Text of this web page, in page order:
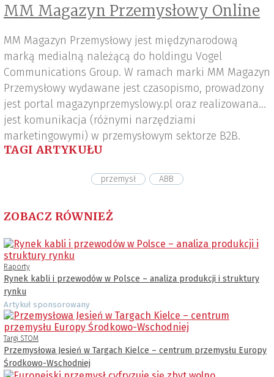
MM Magazyn Przemysłowy Online
MM Magazyn Przemysłowy jest międzynarodową
marką medialną należącą do holdingu Vogel
Communications Group. W ramach marki MM Magazyn
Przemysłowy wydawane jest czasopismo, prowadzony
jest portal magazynprzemyslowy.pl oraz realizowana
jest komunikacja (różnymi narzędziami
marketingowymi) w przemysłowym sektorze B2B.
TAGI ARTYKUŁU
przemysł ABB
ZOBACZ RÓWNIEŻ
Raporty
Rynek kabli i przewodów w Polsce – analiza produkcji i struktury
rynku
Artykuł sponsorowany
Targi STOM
Przemysłowa Jesień w Targach Kielce – centrum przemysłu Europy
Środkowo-Wschodniej